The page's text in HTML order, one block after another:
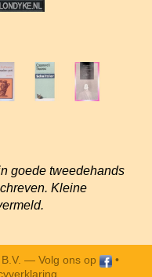
goede tweedehands
Kleine
B.V. — Volg ons op
•